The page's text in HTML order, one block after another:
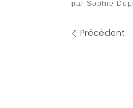
par Sophie
Précédent